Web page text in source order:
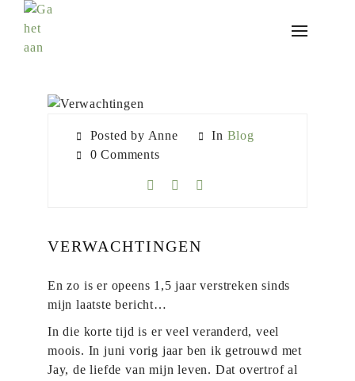
BLOGS
Posted by Anne In Blog
0 Comments
VERWACHTINGEN
En zo is er opeens 1,5 jaar verstreken sinds
mijn laatste bericht…
In die korte tijd is er veel veranderd, veel
moois. In juni vorig jaar ben ik getrouwd met
Jay, de liefde van mijn leven. Dat overtrof al